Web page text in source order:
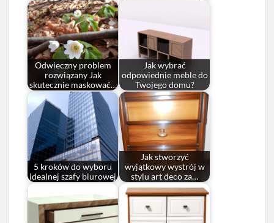
Odwieczny problem
rozwiązany Jak
skutecznie maskować…
Jak wybrać
odpowiednie meble do
Twojego domu?
5 kroków do wyboru
idealnej szafy biurowej
Jak stworzyć
wyjątkowy wystrój w
stylu art deco za…